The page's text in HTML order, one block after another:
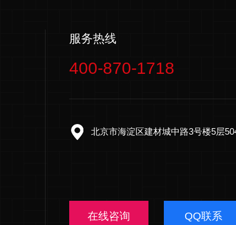
服务热线
400-870-1718
北京市海淀区建材城中路3号楼5层
在线咨询 QQ联系